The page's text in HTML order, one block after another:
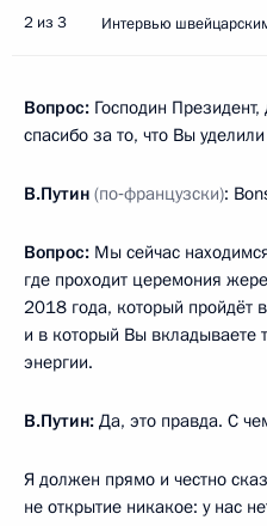
2 из 3 Интервью
Вопрос: Господин
спасибо за то, что Вы
В.Путин (по‑французски):
Вопрос: Мы сейчас
где проходит церемония
2018 года, который пройдёт
и в который Вы вкладываете
энергии.
В.Путин: Да, это правда. С
Я должен прямо и честно
не открытие никакое: у нас